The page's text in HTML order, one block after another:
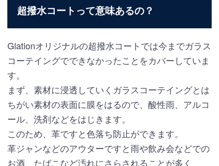
超撥水コートって意味あるの？
Glationオリジナルの超撥水コートでは今までガラス
コーテイングでできなかったことをカバーしていま
す。
まず、素材に浸透していくガラスコーテイングとは
ちがい素材の表面に膜をはるので、酸性雨、アルコ
ール、洗剤などをはじきます。
このため、革ですと色落ち防止ができます。
革ジャンなどのアウターですと雨や飲み会などでの
お酒、たばこなど汚れにさらされることが多く